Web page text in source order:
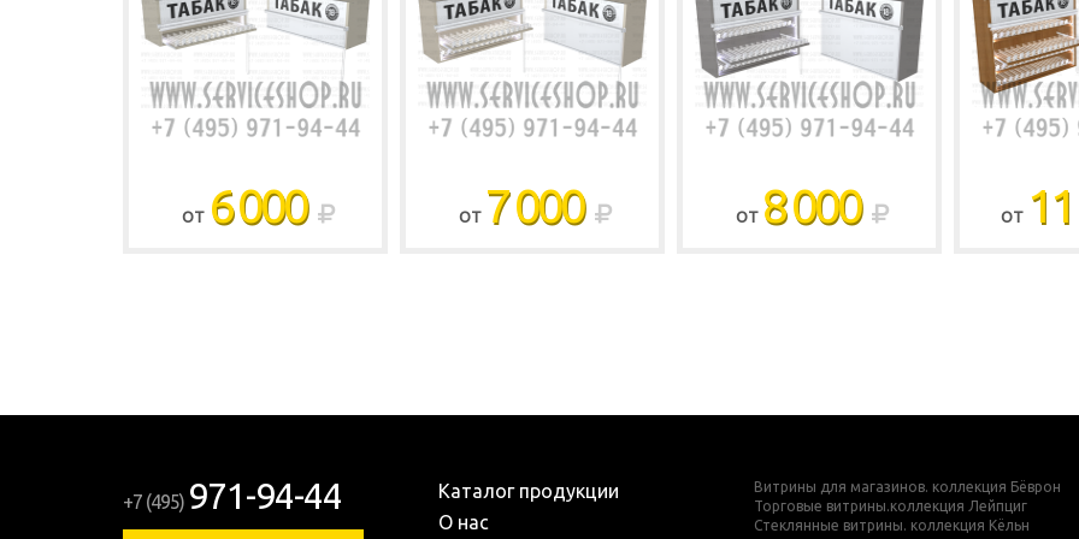
ОТ 6 000 ОТ 7 000 ОТ 8 000 ОТ
+7 (495) 971-94-44
Каталог продукции
О нас
Витрины для магазинов. коллекция Бёврон
Торговые витрины.коллекция Лейпциг
Стеклянные витрины. коллекция Кёльн